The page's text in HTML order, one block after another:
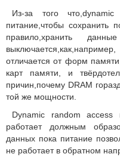
Из-за того
питание,чтобы сохранить
правило,хранить
отличается от форм
карт памяти, и
причин,почему DRAM
той же мощности.
Dynamic random access
работает должным
данных пока питание
не работает в обратном